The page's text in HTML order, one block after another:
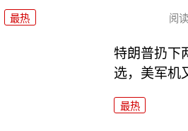
最热 阅读
特朗普扔下
选，美军机
最热